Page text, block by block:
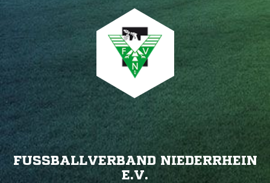
FUSSBALLVERBAND NIEDERRHEIN E
.V.